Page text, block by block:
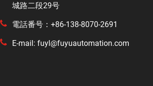
城路二段29号
電話番号：+86-138-8070-2691
E-mail: fuyl@fuyuautomation.com